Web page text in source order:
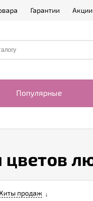
Гарантии Акции
Популярные
цветов
продаж